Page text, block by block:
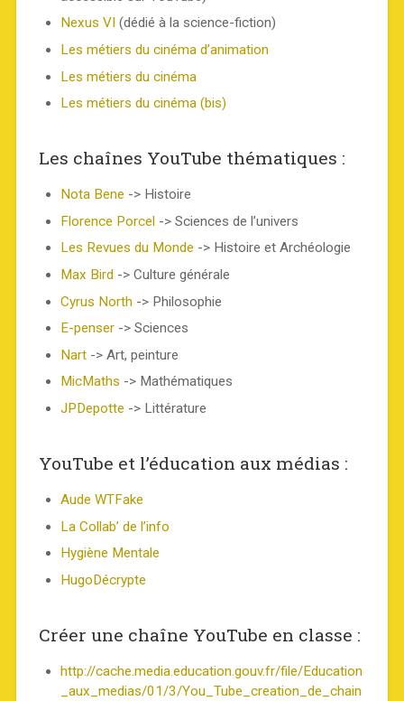
Nexus VI (dédié à la science-fiction)
Les métiers du cinéma d’animation
Les métiers du cinéma
Les métiers du cinéma (bis)
Les chaînes YouTube thématiques :
Nota Bene -> Histoire
Florence Porcel-> Sciences de l’univers
Les Revues du Monde -> Histoire et Archéologie
Max Bird-> Culture générale
Cyrus North -> Philosophie
E-penser-> Sciences
Nart-> Art, peinture
MicMaths -> Mathématiques
JPDepotte -> Littérature
YouTube et l’éducation aux médias :
Aude WTFake
La Collab’ de l’info
Hygiène Mentale
HugoDécrypte
Créer une chaîne YouTube en classe :
http://cache.media.education.gouv.fr/file/Education
_aux_medias/01/3/You_Tube_creation_de_chain